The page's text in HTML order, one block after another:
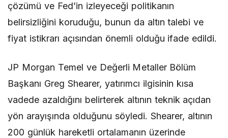
çözümü ve Fed’in izleyeceği politikanın
belirsizliğini koruduğu, bunun da altın talebi ve
fiyat istikrarı açısından önemli olduğu ifade edildi.
JP Morgan Temel ve Değerli Metaller Bölüm
Başkanı Greg Shearer, yatırımcı ilgisinin kısa
vadede azaldığını belirterek altının teknik açıdan
yön arayışında olduğunu söyledi. Shearer, altının
200 günlük hareketli ortalamanın üzerinde